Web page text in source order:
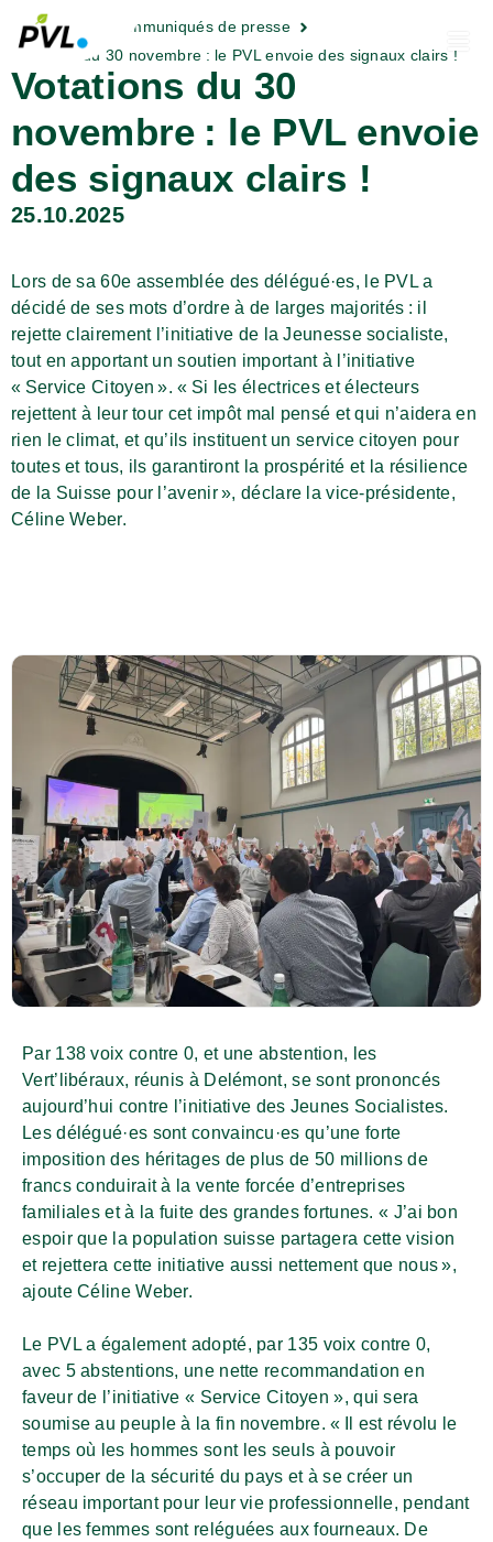
Actualités
Communiqués de presse
Votations du 30 novembre : le PVL envoie des signaux clairs !
Votations du 30
novembre : le PVL envoie
des signaux clairs !
25.10.2025
Lors de sa 60e assemblée des délégué·es, le PVL a
décidé de ses mots d’ordre à de larges majorités : il
rejette clairement l’initiative de la Jeunesse socialiste,
tout en apportant un soutien important à l’initiative
« Service Citoyen ». « Si les électrices et électeurs
rejettent à leur tour cet impôt mal pensé et qui n’aidera en
rien le climat, et qu’ils instituent un service citoyen pour
toutes et tous, ils garantiront la prospérité et la résilience
de la Suisse pour l’avenir », déclare la vice-présidente,
Céline Weber.
Par 138 voix contre 0, et une abstention, les
Vert’libéraux, réunis à Delémont, se sont prononcés
aujourd’hui contre l’initiative des Jeunes Socialistes.
Les délégué·es sont convaincu·es qu’une forte
imposition des héritages de plus de 50 millions de
francs conduirait à la vente forcée d’entreprises
familiales et à la fuite des grandes fortunes. « J’ai bon
espoir que la population suisse partagera cette vision
et rejettera cette initiative aussi nettement que nous »,
ajoute Céline Weber.
Le PVL a également adopté, par 135 voix contre 0,
avec 5 abstentions, une nette recommandation en
faveur de l’initiative « Service Citoyen », qui sera
soumise au peuple à la fin novembre. « Il est révolu le
temps où les hommes sont les seuls à pouvoir
s’occuper de la sécurité du pays et à se créer un
réseau important pour leur vie professionnelle, pendant
que les femmes sont reléguées aux fourneaux. De